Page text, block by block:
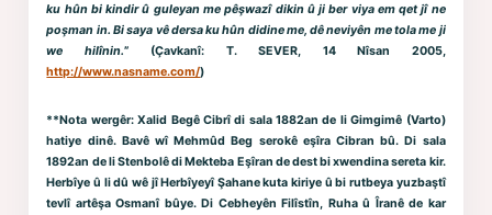
ku hûn bi kindir û guleyan me pêşwazî dikin û ji ber viya em qet jî ne
poşman in. Bi saya vê dersa ku hûn didine me, dê neviyên me tola me ji
we hilînin.” (Çavkanî: T. SEVER, 14 Nîsan 2005,
http://www.nasname.com/)
**Nota wergêr:Xalid Begê Cibrî di sala 1882an de li Gimgimê (Varto)
hatiye dinê. Bavê wî Mehmûd Beg serokê eşîra Cibran bû. Di sala
1892an de li Stenbolê di Mekteba Eşîran de dest bi xwendina sereta kir.
Herbîye û li dû wê jî Herbîyeyî Şahane kuta kiriye û bi rutbeya yuzbaştî
tevlî artêşa Osmanî bûye. Di Cebheyên Filîstîn, Ruha û Îranê de kar